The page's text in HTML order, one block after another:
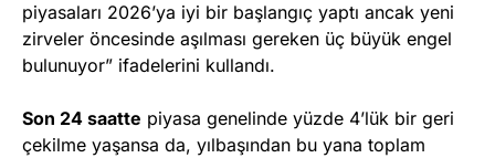
piyasaları 2026’ya iyi bir başlangıç yaptı ancak yeni
zirveler öncesinde aşılması gereken üç büyük engel
bulunuyor” ifadelerini kullandı.
Son 24 saatte piyasa genelinde yüzde 4’lük bir geri
çekilme yaşansa da, yılbaşından bu yana toplam